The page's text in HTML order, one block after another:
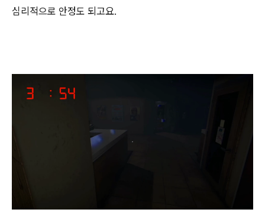
심리적으로 안정도 되고요.